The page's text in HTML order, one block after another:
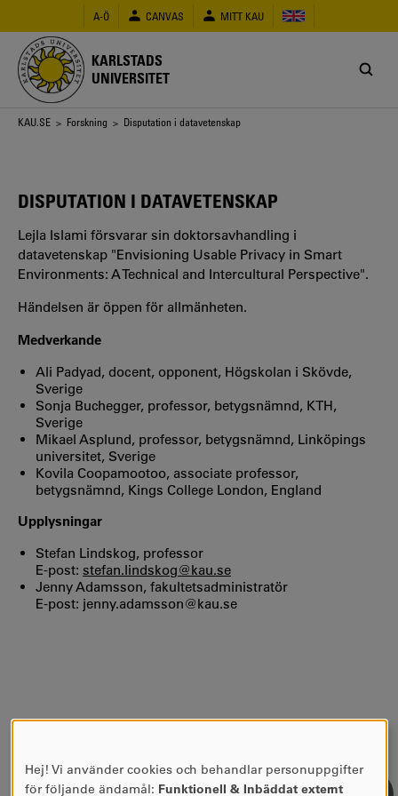
huvudinnehåll
A-Ö CANVAS MITT KAU
KARLSTADS
UNIVERSITET
Länkstig
KAU.SE > Forskning > Disputation i datavetenskap
DISPUTATION I DATAVETENSKAP
Lejla Islami försvarar sin doktorsavhandling i
datavetenskap "Envisioning Usable Privacy in Smart
Environments: A Technical and Intercultural Perspective".
Händelsen är öppen för allmänheten.
Medverkande
Ali Padyad, docent, opponent, Högskolan i Skövde,
Sverige
Sonja Buchegger, professor, betygsnämnd, KTH,
Sverige
Mikael Asplund, professor, betygsnämnd, Linköpings
universitet, Sverige
Kovila Coopamootoo, associate professor,
betygsnämnd, Kings College London, England
Upplysningar
Stefan Lindskog, professor
E-post: stefan.lindskog@kau.se
Jenny Adamsson, fakultetsadministratör
E-post: jenny.adamsson@kau.se
ANVÄNDNING
Hej! Vi använder cookies och behandlar personuppgifter
för följande ändamål: Funktionell & Inbäddat externt